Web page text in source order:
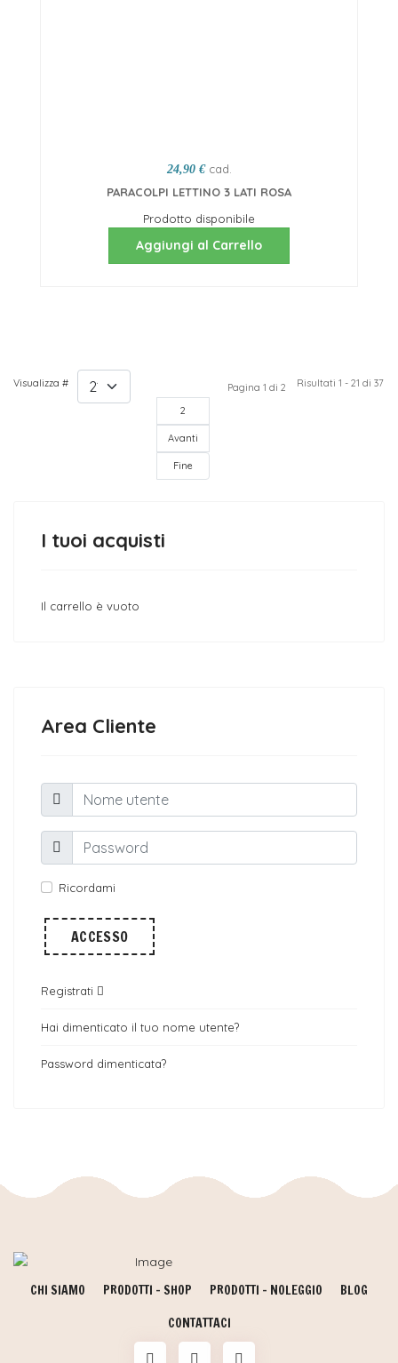
24,90 € cad.
PARACOLPI LETTINO 3 LATI ROSA
Prodotto disponibile
Aggiungi al Carrello
Visualizza #
2
Avanti
Fine
Pagina 1 di 2 Risultati 1 - 21 di 37
I tuoi acquisti
Il carrello è vuoto
Area Cliente
Ricordami
ACCESSO
Registrati
Hai dimenticato il tuo nome utente?
Password dimenticata?
CHI SIAMO PRODOTTI - SHOP PRODOTTI - NOLEGGIO
BLOG
CONTATTACI